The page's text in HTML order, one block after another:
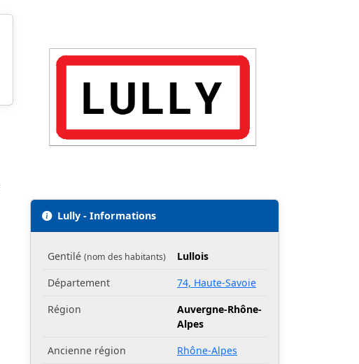
Lully - Informations
Gentilé (nom des habitants)
Lullois
Département
74, Haute-Savoie
Région
Auvergne-Rhône-
Alpes
Ancienne région
Rhône-Alpes